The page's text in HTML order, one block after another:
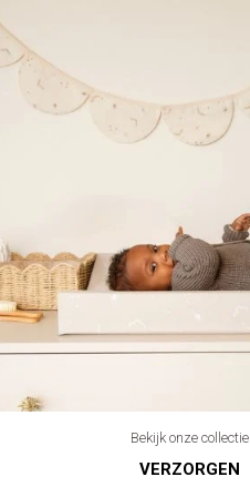
Bekijk onze collectie
VERZORGEN